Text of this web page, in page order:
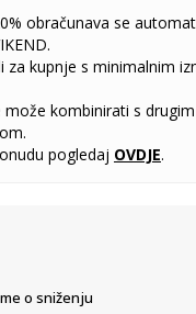
obračunava se
za kupnje s minimalnim
može kombinirati s
pogledaj OVDJE.
o sniženju